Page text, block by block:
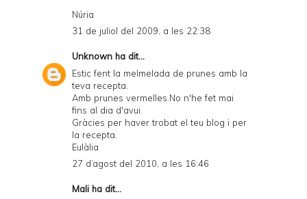
Núria
31 de juliol del 2009, a les 22:38
Unknown ha dit...
Estic fent la melmelada de prunes amb la
teva recepta.
Amb prunes vermelles.No n'he fet mai
fins al dia d'avui.
Gràcies per haver trobat el teu blog i per
la recepta.
Eulàlia
27 d’agost del 2010, a les 16:46
Mali ha dit...